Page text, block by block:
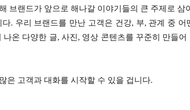
브랜드가 앞으로 해나갈 이야기들의 큰 주제로 삼
. 우리 브랜드를 만난 고객은 건강, 부, 관계 중 어
온 다양한 글, 사진, 영상 콘텐츠를 꾸준히 만들어
은 고객과 대화를 시작할 수 있을 겁니다.